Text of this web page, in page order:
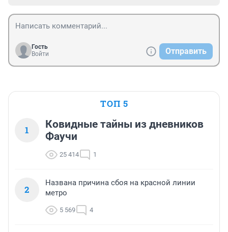
Гость
Войти
Отправить
ТОП 5
1
Ковидные тайны из дневников
Фаучи
25 414 1
2
Названа причина сбоя на красной линии
метро
5 569 4